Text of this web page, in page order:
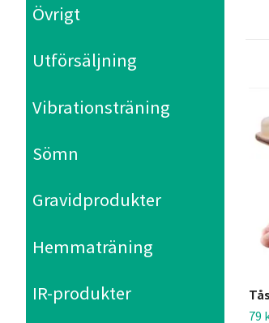
Övrigt
Utförsäljning
Vibrationsträning
Sömn
Gravidprodukter
Hemmaträning
IR-produkter
79